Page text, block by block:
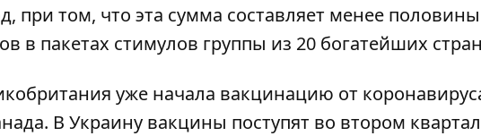
при том, что эта сумма составляет менее
в пакетах стимулов группы из 20 богатейших
уже начала вакцинацию от
В Украину вакцины поступят во втором